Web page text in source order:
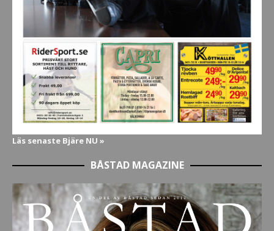
Läs senaste Bjäre NU »
BÅSTAD MAGAZINE